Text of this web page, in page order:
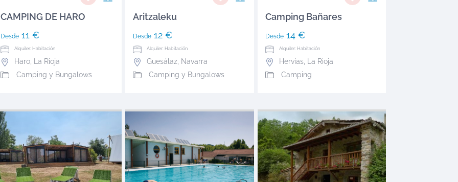
CAMPING DE HARO
Desde 11 €
Alquiler: Habitación
Haro, La Rioja
Camping y Bungalows
Aritzaleku
Desde12 €
Alquiler: Habitación
Guesálaz, Navarra
Camping y Bungalows
Camping Bañares
Desde14 €
Alquiler: Habitación
Hervías, La Rioja
Camping